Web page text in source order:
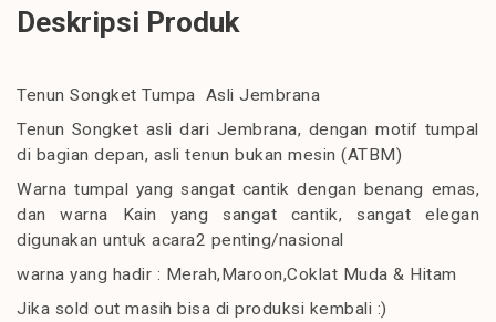
Deskripsi Produk
Tenun Songket Tumpa Asli Jembrana
Tenun Songket asli dari Jembrana, dengan motif tumpal
di bagian depan, asli tenun bukan mesin (ATBM)
Warna tumpal yang sangat cantik dengan benang emas,
dan warna Kain yang sangat cantik, sangat elegan
digunakan untuk acara2 penting/nasional
warna yang hadir : Merah,Maroon,Coklat Muda & Hitam
Jika sold out masih bisa di produksi kembali :)